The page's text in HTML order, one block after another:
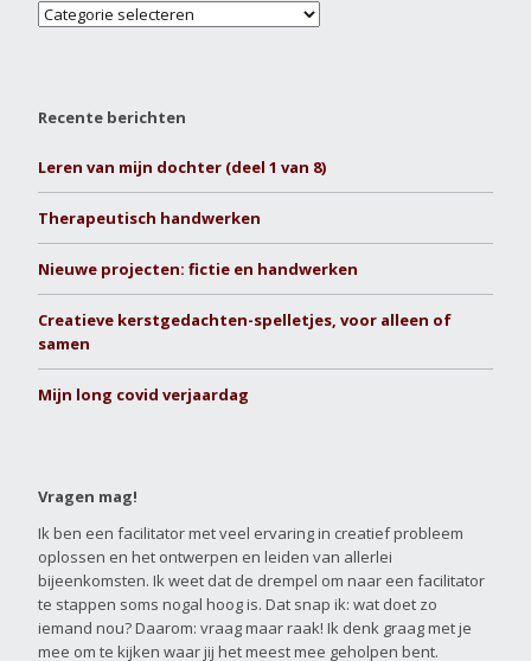
Recente berichten
Leren van mijn dochter (deel 1 van 8)
Therapeutisch handwerken
Nieuwe projecten: fictie en handwerken
Creatieve kerstgedachten-spelletjes, voor alleen of
samen
Mijn long covid verjaardag
Vragen mag!
Ik ben een facilitator met veel ervaring in creatief probleem
oplossen en het ontwerpen en leiden van allerlei
bijeenkomsten. Ik weet dat de drempel om naar een facilitator
te stappen soms nogal hoog is. Dat snap ik: wat doet zo
iemand nou? Daarom: vraag maar raak! Ik denk graag met je
mee om te kijken waar jij het meest mee geholpen bent.